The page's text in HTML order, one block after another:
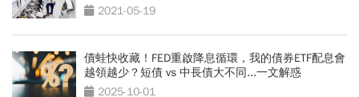
2021-05-19
債蛙快收藏！FED重啟降息循環，我的債券ETF配息會
越領越少？短債 vs 中長債大不同...一文解惑
2025-10-01